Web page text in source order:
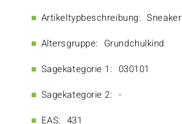
Artikeltypbeschreibung: Sneaker
Altersgruppe: Grundchulkind
Sagekategorie 1: 030101
Sagekategorie 2: -
EAS: 431